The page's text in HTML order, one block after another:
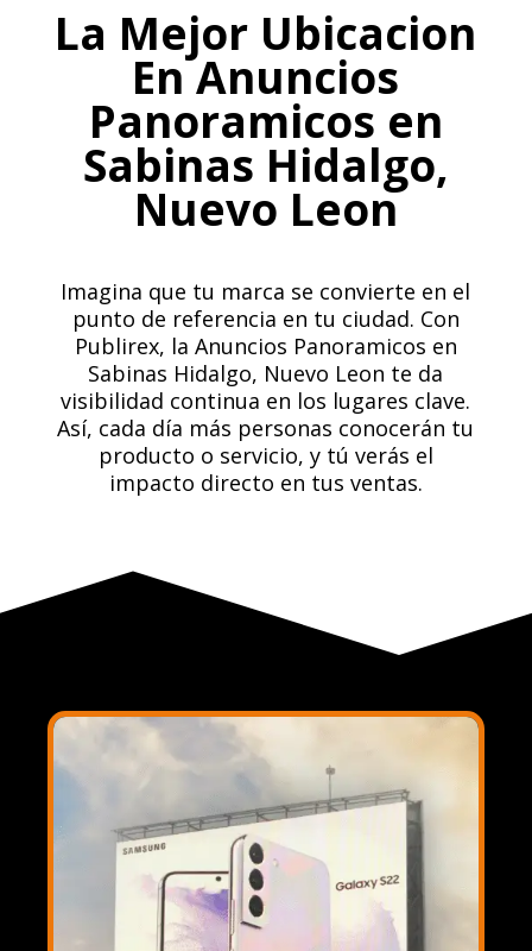
La Mejor Ubicacion
En Anuncios
Panoramicos en
Sabinas Hidalgo,
Nuevo Leon
Imagina que tu marca se convierte en el
punto de referencia en tu ciudad. Con
Publirex, la Anuncios Panoramicos en
Sabinas Hidalgo, Nuevo Leon te da
visibilidad continua en los lugares clave.
Así, cada día más personas conocerán tu
producto o servicio, y tú verás el
impacto directo en tus ventas.